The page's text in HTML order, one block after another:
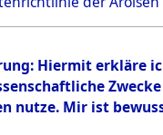
0029
Hiermit erkläre
nutze. Mir ist